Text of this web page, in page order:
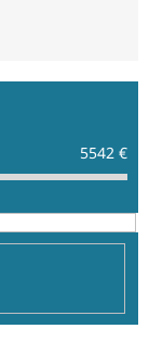
5542 €